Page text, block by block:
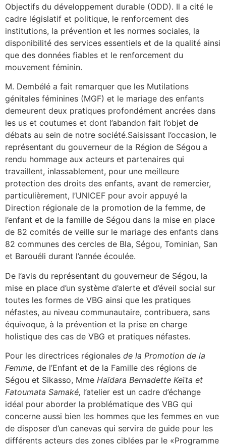
Objectifs du développement durable (ODD). Il a cité le
cadre législatif et politique, le renforcement des
institutions, la prévention et les normes sociales, la
disponibilité des services essentiels et de la qualité ainsi
que des données fiables et le renforcement du
mouvement féminin.
M. Dembélé a fait remarquer que les Mutilations
génitales féminines (MGF) et le mariage des enfants
demeurent deux pratiques profondément ancrées dans
les us et coutumes et dont l’abandon fait l’objet de
débats au sein de notre société.Saisissant l’occasion, le
représentant du gouverneur de la Région de Ségou a
rendu hommage aux acteurs et partenaires qui
travaillent, inlassablement, pour une meilleure
protection des droits des enfants, avant de remercier,
particulièrement, l’UNICEF pour avoir appuyé la
Direction régionale de la promotion de la femme, de
l’enfant et de la famille de Ségou dans la mise en place
de 82 comités de veille sur le mariage des enfants dans
82 communes des cercles de Bla, Ségou, Tominian, San
et Barouéli durant l’année écoulée.
De l’avis du représentant du gouverneur de Ségou, la
mise en place d’un système d’alerte et d’éveil social sur
toutes les formes de VBG ainsi que les pratiques
néfastes, au niveau communautaire, contribuera, sans
équivoque, à la prévention et la prise en charge
holistique des cas de VBG et pratiques néfastes.
Pour les directrices régionales de la Promotion de la
Femme, de l’Enfant et de la Famille des régions de
Ségou et Sikasso, Mme Haïdara Bernadette Keïta et
Fatoumata Samaké, l’atelier est un cadre d’échange
idéal pour aborder la problématique des VBG qui
concerne aussi bien les hommes que les femmes en vue
de disposer d’un canevas qui servira de guide pour les
différents acteurs des zones ciblées par le «Programme